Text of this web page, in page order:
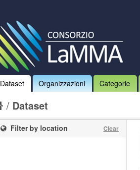
Dataset Organizzazioni Categorie
Dataset
Filter by location Clear